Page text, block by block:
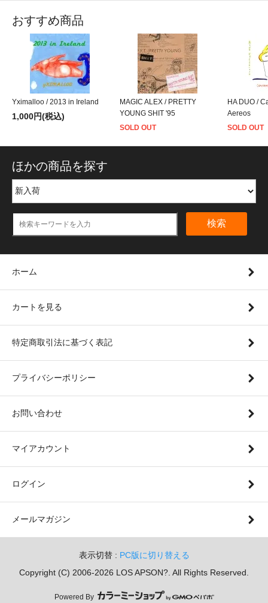
おすすめ商品
Yximalloo / 2013 in Ireland
1,000円(税込)
MAGIC ALEX / PRETTY
YOUNG SHIT '95
SOLD OUT
HA DUO /
Aereos
SOLD OUT
ほかの商品を探す
検索
ホーム
カートを見る
特定商取引法に基づく表記
プライバシーポリシー
お問い合わせ
マイアカウント
ログイン
メールマガジン
表示切替 : PC版に切り替える
Copyright (C) 2006-2026 LOS APSON?. All Rights Reserved.
Powered By